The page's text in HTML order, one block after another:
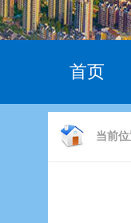
首页
当前位